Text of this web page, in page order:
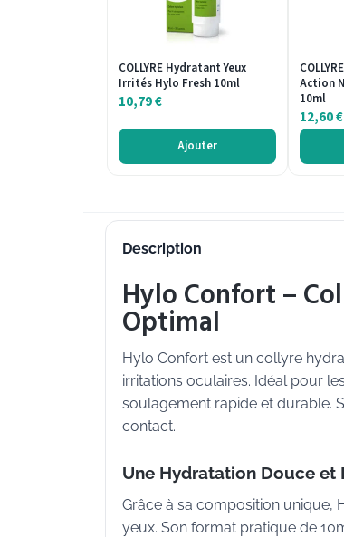
COLLYRE Hydratant Yeux
Irrités Hylo Fresh 10ml
10,79€
Ajouter
Action
10ml
12,60€
Description
Hylo Confort –
Optimal
Hylo Confort est un collyre
irritations oculaires. Idéal pour
soulagement rapide et durable.
contact.
Une Hydratation Douce et
Grâce à sa composition unique,
yeux. Son format pratique de